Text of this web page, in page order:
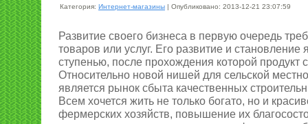
Категория: Интернет-магазины | Опубликовано: 2013-12-21 23:07:59
Развитие своего бизнеса в первую очередь
товаров или услуг. Его развитие и становление
ступенью, после прохождения которой продукт
Относительно новой нишей для сельской
является рынок сбыта качественных
Всем хочется жить не только богато, но и
фермерских хозяйств, повышение их